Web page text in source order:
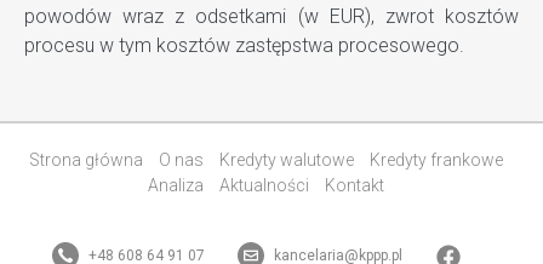
powodów wraz z odsetkami (w EUR), zwrot kosztów
procesu w tym kosztów zastępstwa procesowego.
Strona główna O nas Kredyty walutowe
Kredyty frankowe
Analiza
Aktualności Kontakt
+48 608 64 91 07 kancelaria@kppp.pl